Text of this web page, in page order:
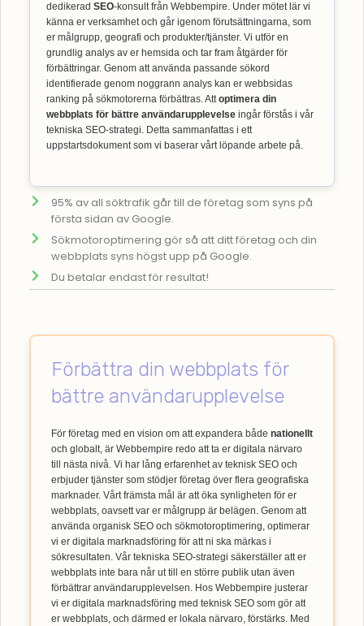
dedikerad SEO-konsult från Webbempire. Under mötet lär vi
känna er verksamhet och går igenom förutsättningarna, som
er målgrupp, geografi och produkter/tjänster. Vi utför en
grundlig analys av er hemsida och tar fram åtgärder för
förbättringar. Genom att använda passande sökord
identifierade genom noggrann analys kan er webbsidas
ranking på sökmotorerna förbättras. Attoptimera din
webbplats för bättre användarupplevelse ingår förstås i vår
tekniska SEO-strategi. Detta sammanfattas i ett
uppstartsdokument som vi baserar vårt löpande arbete på.
95% av all söktrafik går till de företag som syns på
första sidan av Google.
Sökmotoroptimering gör så att ditt företag och din
webbplats syns högst upp på Google.
Du betalar endast för resultat!
Förbättra din webbplats för
bättre användarupplevelse
För företag med en vision om att expandera både nationellt
och globalt, är Webbempire redo att ta er digitala närvaro
till nästa nivå. Vi har lång erfarenhet av teknisk SEO och
erbjuder tjänster som stödjer företag över flera geografiska
marknader. Vårt främsta mål är att öka synligheten för er
webbplats, oavsett var er målgrupp är belägen. Genom att
använda organisk SEO och sökmotoroptimering, optimerar
vi er digitala marknadsföring för att ni ska märkas i
sökresultaten. Vår tekniska SEO-strategi säkerställer att er
webbplats inte bara når ut till en större publik utan även
förbättrar användarupplevelsen. Hos Webbempire justerar
vi er digitala marknadsföring med teknisk SEO som gör att
er webbplats, och därmed er lokala närvaro, förstärks. Med